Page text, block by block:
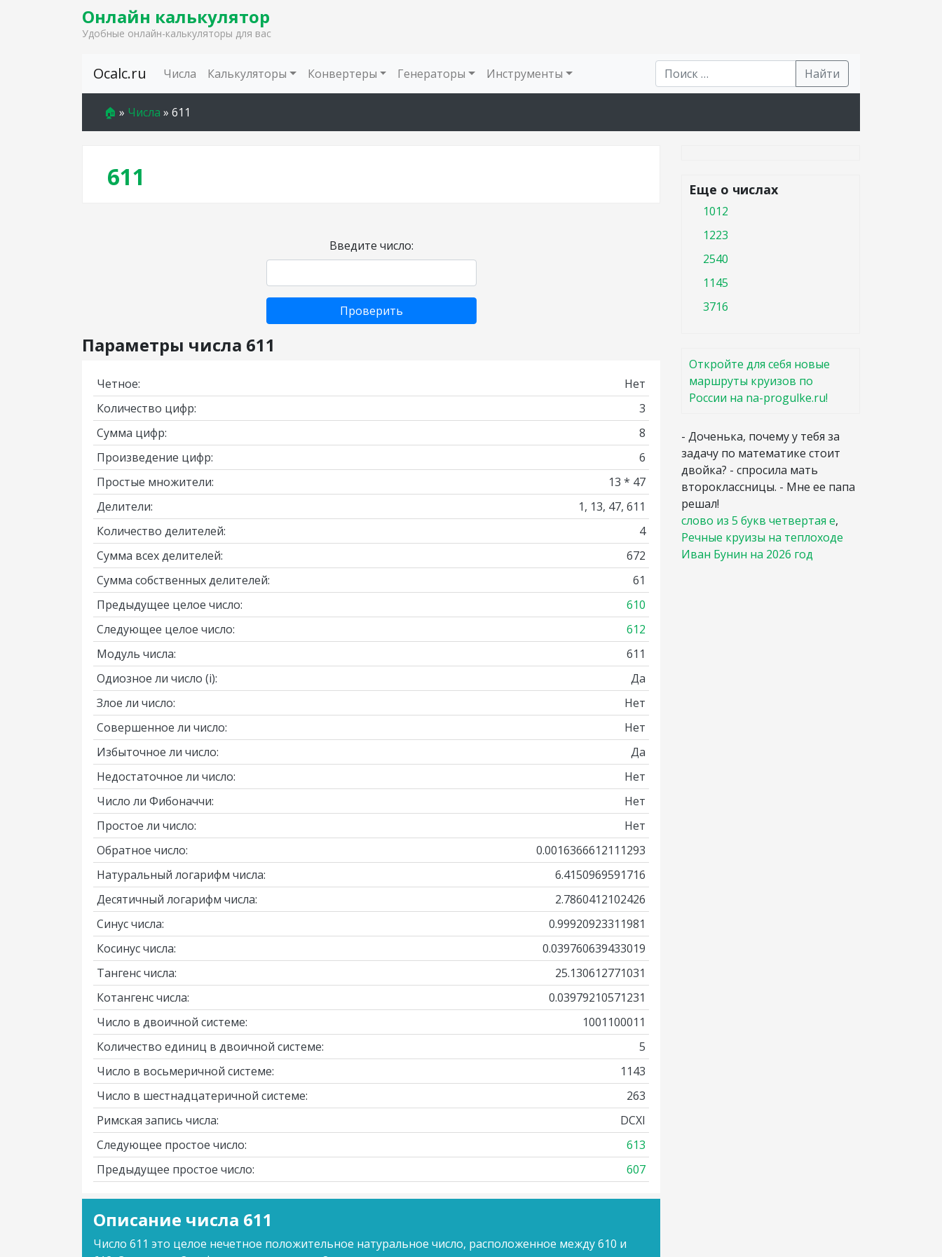
Онлайн калькулятор
Удобные онлайн-калькуляторы для вас
Ocalc.ru Числа Калькуляторы Конвертеры Генераторы Инструменты Найти
🏠 » Числа » 611
611
Введите число:
Проверить
Параметры числа 611
Четное:
Нет
Количество цифр:
3
Сумма цифр:
8
Произведение цифр:
6
Простые множители:
13 * 47
Делители:
1, 13, 47, 611
Количество делителей:
4
Сумма всех делителей:
672
Сумма собственных делителей:
61
Предыдущее целое число:
610
Следующее целое число:
612
Модуль числа:
611
Одиозное ли число (i):
Да
Злое ли число:
Нет
Совершенное ли число:
Нет
Избыточное ли число:
Да
Недостаточное ли число:
Нет
Число ли Фибоначчи:
Нет
Простое ли число:
Нет
Обратное число:
0.0016366612111293
Натуральный логарифм числа:
6.4150969591716
Десятичный логарифм числа:
2.7860412102426
Синус числа:
0.99920923311981
Косинус числа:
0.039760639433019
Тангенс числа:
25.130612771031
Котангенс числа:
0.03979210571231
Число в двоичной системе:
1001100011
Количество единиц в двоичной системе:
5
Число в восьмеричной системе:
1143
Число в шестнадцатеричной системе:
263
Римская запись числа:
DCXI
Следующее простое число:
613
Предыдущее простое число:
607
Описание числа 611
Число 611 это целое нечетное положительное натуральное число, расположенное между 610 и
Еще о числах
1012
1223
2540
1145
3716
Откройте для себя новые
маршруты круизов по
России на na-progulke.ru!
- Доченька, почему у тебя за
задачу по математике стоит
двойка? - спросила мать
второклассницы. - Мне ее папа
решал!
слово из 5 букв четвертая е,
Речные круизы на теплоходе
Иван Бунин на 2026 год